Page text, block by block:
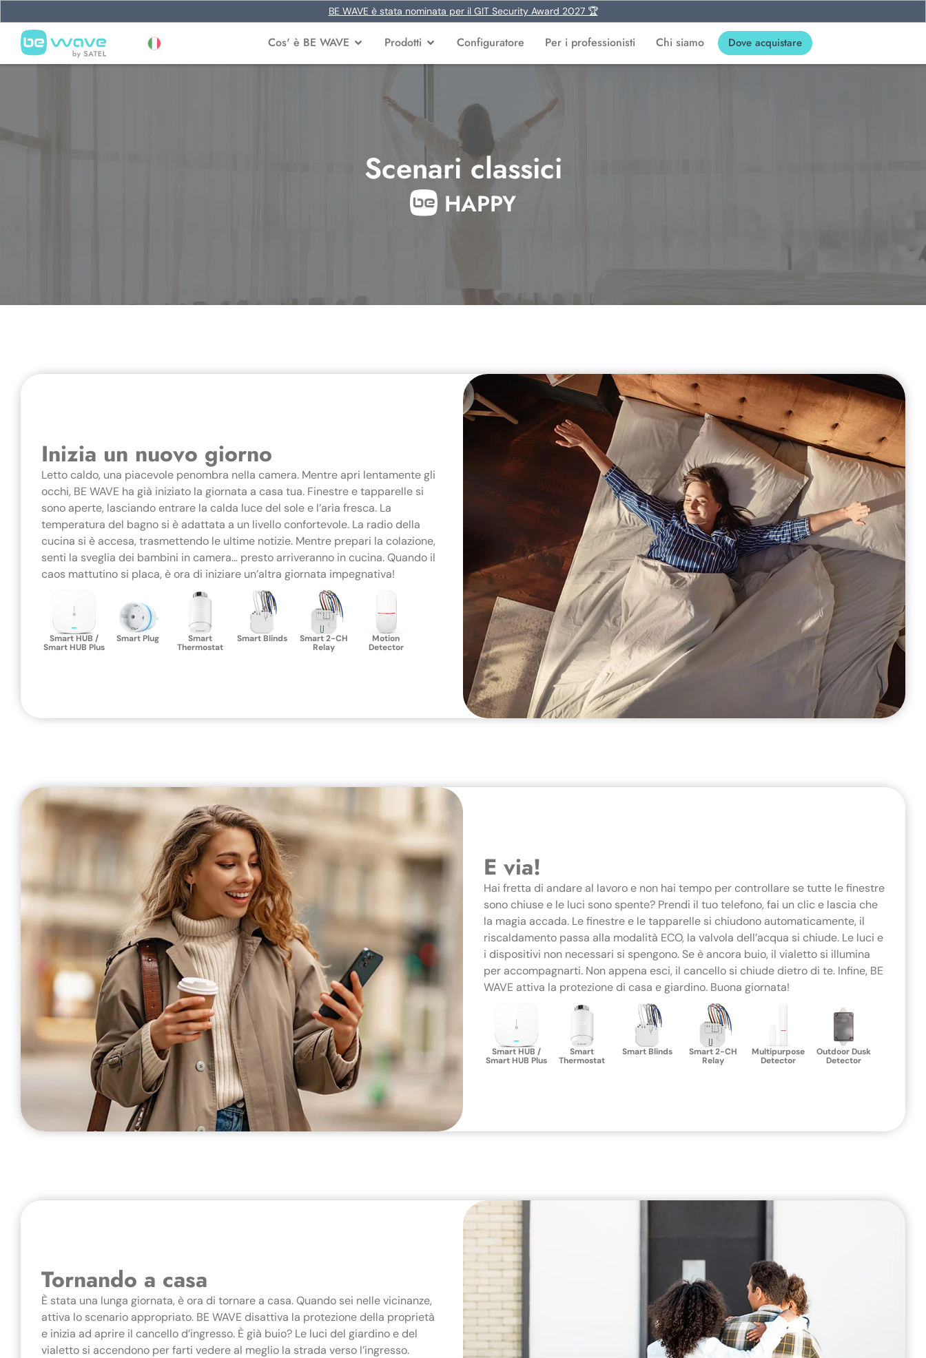
BE WAVE è stata nominata per il GIT Security Award 2027 🏆
Cos' è BE WAVE Prodotti Configuratore Per i professionisti Chi siamo Dove acquistare
Scenari classici
HAPPY
Inizia un nuovo giorno
Letto caldo, una piacevole penombra nella camera. Mentre apri lentamente gli
occhi, BE WAVE ha già iniziato la giornata a casa tua. Finestre e tapparelle si
sono aperte, lasciando entrare la calda luce del sole e l’aria fresca. La
temperatura del bagno si è adattata a un livello confortevole. La radio della
cucina si è accesa, trasmettendo le ultime notizie. Mentre prepari la colazione,
senti la sveglia dei bambini in camera… presto arriveranno in cucina. Quando il
caos mattutino si placa, è ora di iniziare un’altra giornata impegnativa!
Smart HUB /
Smart HUB Plus
Smart Plug
Smart
Thermostat
Smart Blinds
Smart 2-CH
Relay
Motion
Detector
E via!
Hai fretta di andare al lavoro e non hai tempo per controllare se tutte le finestre
sono chiuse e le luci sono spente? Prendi il tuo telefono, fai un clic e lascia che
la magia accada. Le finestre e le tapparelle si chiudono automaticamente, il
riscaldamento passa alla modalità ECO, la valvola dell’acqua si chiude. Le luci e
i dispositivi non necessari si spengono. Se è ancora buio, il vialetto si illumina
per accompagnarti. Non appena esci, il cancello si chiude dietro di te. Infine, BE
WAVE attiva la protezione di casa e giardino. Buona giornata!
Smart HUB /
Smart HUB Plus
Smart
Thermostat
Smart Blinds
Smart 2-CH
Relay
Multipurpose
Detector
Outdoor Dusk
Detector
Tornando a casa
È stata una lunga giornata, è ora di tornare a casa. Quando sei nelle vicinanze,
attiva lo scenario appropriato. BE WAVE disattiva la protezione della proprietà
e inizia ad aprire il cancello d’ingresso. È già buio? Le luci del giardino e del
vialetto si accendono per farti vedere al meglio la strada verso l’ingresso.